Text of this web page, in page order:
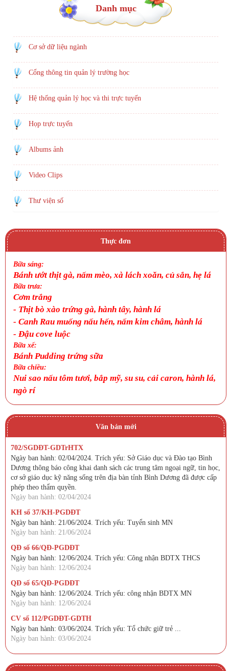
Danh mục
Cơ sở dữ liệu ngành
Cổng thông tin quản lý trường học
Hệ thống quản lý học và thi trực tuyến
Họp trực tuyến
Albums ảnh
Video Clips
Thư viện số
Thực đơn
Bữa sáng:
Bánh ướt thịt gà, nấm mèo, xà lách xoăn, củ sắn, hẹ lá
Bữa trưa:
Cơm trắng
- Thịt bò xào trứng gà, hành tây, hành lá
- Canh Rau muống nấu hến, nấm kim châm, hành lá
- Đậu cove luộc
Bữa xế:
Bánh Pudding trứng sữa
Bữa chiều:
Nui sao nấu tôm tươi, bắp mỹ, su su, cải caron, hành lá,
ngò rí
Văn bản mới
702/SGDĐT-GDTrHTX
Ngày ban hành: 02/04/2024. Trích yếu: Sở Giáo dục và Đào tạo Bình
Dương thông báo công khai danh sách các trung tâm ngoại ngữ, tin học,
cơ sở giáo dục kỹ năng sống trên địa bàn tỉnh Bình Dương đã được cấp
phép theo thẩm quyền.
Ngày ban hành: 02/04/2024
KH số 37/KH-PGDĐT
Ngày ban hành: 21/06/2024. Trích yếu: Tuyển sinh MN
Ngày ban hành: 21/06/2024
QĐ số 66/QĐ-PGDĐT
Ngày ban hành: 12/06/2024. Trích yếu: Công nhận BDTX THCS
Ngày ban hành: 12/06/2024
QĐ số 65/QĐ-PGDĐT
Ngày ban hành: 12/06/2024. Trích yếu: công nhận BDTX MN
Ngày ban hành: 12/06/2024
CV số 112/PGDĐT-GDTH
Ngày ban hành: 03/06/2024. Trích yếu: Tổ chức giữ trẻ ...
Ngày ban hành: 03/06/2024